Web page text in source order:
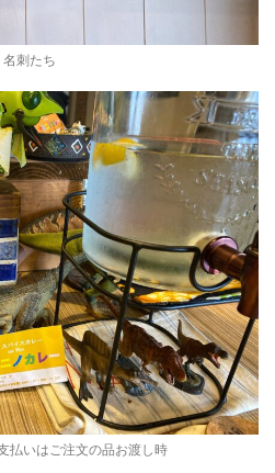
名刺たち
払いはご注文の品お渡し時